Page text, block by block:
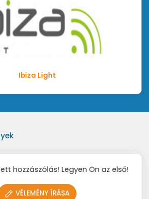
Ibiza Light
hozzászólás! Legyen Ön az első!
VÉLEMÉNY ÍRÁSA